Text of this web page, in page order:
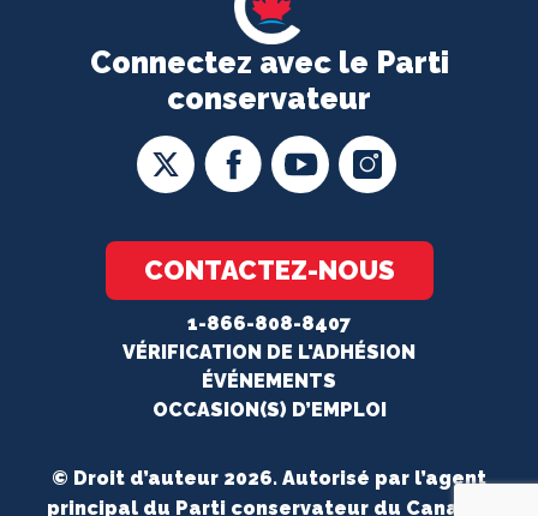
Connectez avec le Parti
conservateur
CONTACTEZ-NOUS
1-866-808-8407
VÉRIFICATION DE L'ADHÉSION
ÉVÉNEMENTS
OCCASION(S) D’EMPLOI
© Droit d’auteur 2026. Autorisé par l’agent
principal du Parti conservateur du Canada.